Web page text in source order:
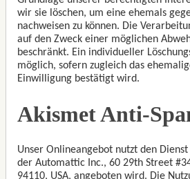
wir sie löschen, um eine ehemals
nachweisen zu können. Die
auf den Zweck einer möglichen
beschränkt. Ein individueller
möglich, sofern zugleich das
Einwilligung bestätigt wird.
Akismet Anti-
Unser Onlineangebot nutzt den
der Automattic Inc., 60 29th Street
94110, USA, angeboten wird. Die